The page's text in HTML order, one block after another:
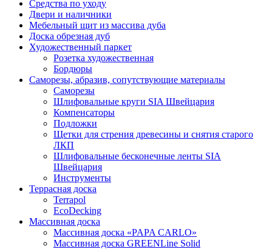
Средства по уходу
Двери и наличники
Мебельный щит из массива дуба
Доска обрезная дуб
Художественный паркет
Розетка художественная
Бордюры
Саморезы, абразив, сопутствующие материалы
Саморезы
Шлифовальные круги SIA Швейцария
Компенсаторы
Подложки
Щетки для стрения древесины и снятия старого
ЛКП
Шлифовальные бесконечные ленты SIA
Швейцария
Инструменты
Террасная доска
Terrapol
EcoDecking
Массивная доска
Массивная доска «PAPA CARLO»
Массивная доска GREENLine Solid